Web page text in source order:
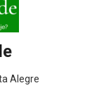
Alegre